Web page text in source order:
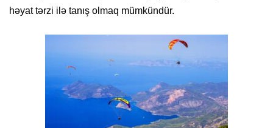
həyat tərzi ilə tanış olmaq mümkündür.